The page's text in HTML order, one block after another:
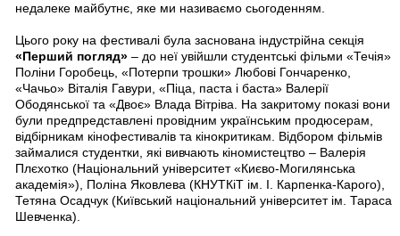
недалеке майбутнє, яке ми називаємо сьогоденням.
Цього року на фестивалі була заснована індустрійна секція
«Перший погляд» – до неї увійшли студентські фільми «Течія»
Поліни Горобець, «Потерпи трошки» Любові Гончаренко,
«Чачьо» Віталія Гавури, «Піца, паста і баста» Валерії
Ободянської та «Двоє» Влада Вітріва. На закритому показі вони
були предпредставлені провідним українським продюсерам,
відбірникам кінофестивалів та кінокритикам. Відбором фільмів
займалися студентки, які вивчають кіномистецтво – Валерія
Плєхотко (Національний університет «Києво-Могилянська
академія»), Поліна Яковлева (КНУТКіТ ім. І. Карпенка-Карого),
Тетяна Осадчук (Київський національний університет ім. Тараса
Шевченка).